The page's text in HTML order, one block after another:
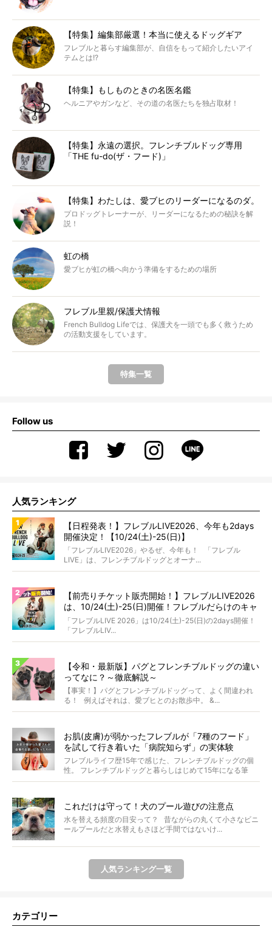
【特集】編集部厳選！本当に使えるドッグギア
フレブルと暮らす編集部が、自信をもって紹介したいアイ
テムとは!?
【特集】もしものときの名医名鑑
ヘルニアやガンなど、その道の名医たちを独占取材！
【特集】永遠の選択。フレンチブルドッグ専用
「THE fu-do(ザ・フード)」
【特集】わたしは、愛ブヒのリーダーになるのダ。
プロドッグトレーナーが、リーダーになるための秘訣を解
説！
虹の橋
愛ブヒが虹の橋へ向かう準備をするための場所
フレブル里親/保護犬情報
French Bulldog Lifeでは、保護犬を一頭でも多く救うため
の活動支援をしています。
特集一覧
Follow us
人気ランキング
【日程発表！】フレブルLIVE2026、今年も2days
開催決定！【10/24(土)-25(日)】
「フレブルLIVE2026」やるぜ、今年も！ 「フレブル
LIVE」は、フレンチブルドッグとオーナ...
【前売りチケット販売開始！】フレブルLIVE2026
は、10/24(土)-25(日)開催！フレブルだらけのキャ
ンプ・前夜祭・バスプランも新登場!?
「フレブルLIVE 2026」は10/24(土)-25(日)の2days開催！
「フレブルLIV...
【令和・最新版】パグとフレンチブルドッグの違い
ってなに？～徹底解説～
【事実！】パグとフレンチブルドッグって、よく間違われ
る！ 例えばそれは、愛ブヒとのお散歩中。 &...
お肌(皮膚)が弱かったフレブルが「7種のフード」
を試して行き着いた「病院知らず」の実体験
フレブルライフ歴15年で感じた、フレンチブルドッグの個
性。 フレンチブルドッグと暮らしはじめて15年になる筆
者...
これだけは守って！犬のプール遊びの注意点
水を替える頻度の目安って？ 昔ながらの丸くて小さなビニ
ールプールだと水替えもさほど手間ではないけ...
人気ランキング一覧
カテゴリー